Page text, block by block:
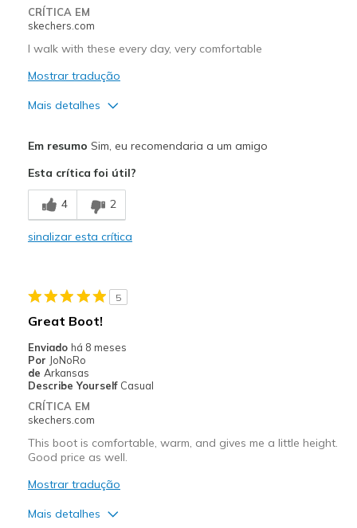
CRÍTICA EM
skechers.com
I walk with these every day, very comfortable
Mostrar tradução
Mais detalhes
Comfortable
Durable
Casual Wear
Width
Sizing
Feels true to size
View On Shoes
Em resumo Sim, eu recomendaria a um amigo
Esta crítica foi útil?
4 2
sinalizar esta crítica
5
Great Boot!
Enviado há 8 meses
Por JoNoRo
de Arkansas
Describe Yourself Casual
CRÍTICA EM
skechers.com
This boot is comfortable, warm, and gives me a little height.
Good price as well.
Mostrar tradução
Mais detalhes